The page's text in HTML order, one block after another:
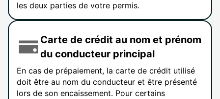
les deux parties de votre permis.
Carte de crédit au nom et prénom
du conducteur principal
En cas de prépaiement, la carte de crédit utilisé
doit être au nom du conducteur et être présenté
lors de son encaissement. Pour certains